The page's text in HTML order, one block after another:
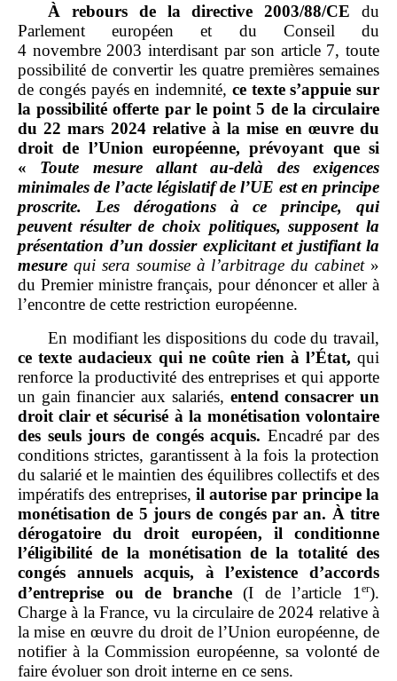
À rebours de la directive
2003/88/CE du
Parlement européen et du Conseil du
4 novembre 2003 interdisant par son article 7, toute
possibilité de convertir les quatre premières semaines
de congés payés en indemnité, ce texte s’appuie sur
la possibilité offerte par le point 5 de la circulaire
du 22 mars 2024 relative à la mise en œuvre du
droit de l’Union européenne, prévoyant que si
«
Toute mesure allant au‑delà des exigences
minimales de l’acte législatif de l’UE est en principe
proscrite. Les dérogations à ce principe, qui
peuvent résulter de choix politiques, supposent la
présentation d’un dossier explicitant et justifiant la
mesure qui sera soumise à l’arbitrage du cabinet»
du Premier ministre français, pour dénoncer et aller à
l’encontre de cette restriction européenne.
En modifiant les dispositions du code du travail,
ce texte audacieux qui ne coûte rien à l’État, qui
renforce la productivité des entreprises et qui apporte
un gain financier aux salariés, entend consacrer un
droit clair et sécurisé à la monétisation volontaire
des seuls jours de congés acquis. Encadré par des
conditions strictes, garantissent à la fois la protection
du salarié et le maintien des équilibres collectifs et des
impératifs des entreprises, il autorise par principe la
monétisation de 5 jours de congés par an. À titre
dérogatoire du droit européen, il conditionne
l’éligibilité de la monétisation de la totalité des
congés annuels acquis, à l’existence d’accords
d’entreprise ou de branche(I de l’article 1er).
Charge à la France, vu la circulaire de 2024 relative à
la mise en œuvre du droit de l’Union européenne, de
notifier à la Commission européenne, sa volonté de
faire évoluer son droit interne en ce sens.